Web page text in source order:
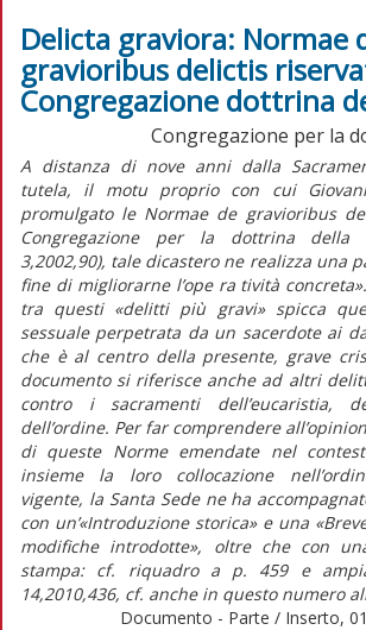
Delicta graviora: Normae
gravioribus delictis
Congregazione dottrina
Congregazione per la
A distanza di nove anni dalla
tutela, il motu proprio con cui
promulgato le Normae de gravioribus
Congregazione per la dottrina della
3,2002,90), tale dicastero ne realizza una
fine di migliorarne l’ope ra tività
tra questi «delitti più gravi» spicca
sessuale perpetrata da un sacerdote ai
che è al centro della presente, grave
documento si riferisce anche ad altri
contro i sacramenti dell’eucaristia,
dell’ordine. Per far comprendere
di queste Norme emendate nel
insieme la loro collocazione
vigente, la Santa Sede ne ha
con un’«Introduzione storica» e una
modifiche introdotte», oltre che con
stampa: cf. riquadro a p. 459 e
14,2010,436, cf. anche in questo numero
Documento - Parte / Inserto,